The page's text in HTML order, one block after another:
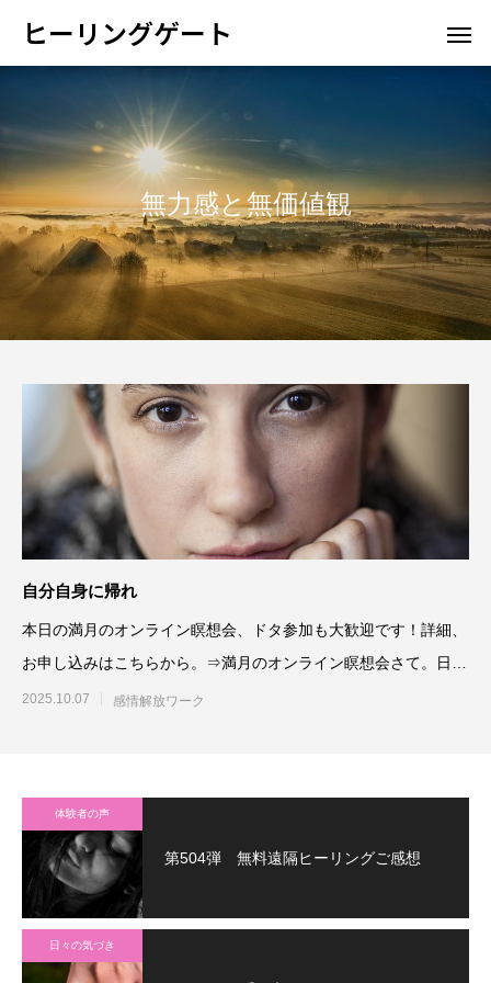
ヒーリングゲート
無力感と無価値観
自分自身に帰れ
本日の満月のオンライン瞑想会、ドタ参加も大歓迎です！詳細、
お申し込みはこちらから。⇒満月のオンライン瞑想会さて。日々
様々な人
2025.10.07 感情解放ワーク
体験者の声
第504弾 無料遠隔ヒーリングご感想
日々の気づき